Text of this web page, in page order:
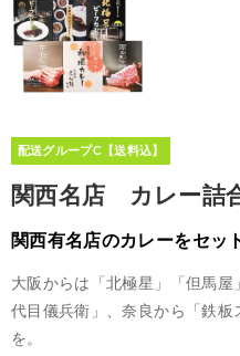
配送グループC【送料込】
関西名店 カレー詰
関西有名店のカレーをセッ
大阪からは「北極星」「但馬
代目儀兵衛」、奈良から「鉄
を。